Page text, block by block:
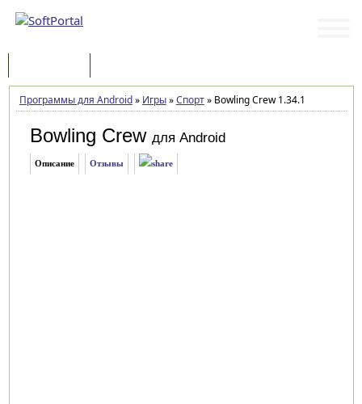
Программы для Android» Игры»Спорт»Bowling Crew 1.34.1
Bowling Crew для Android
Описание Отзывы